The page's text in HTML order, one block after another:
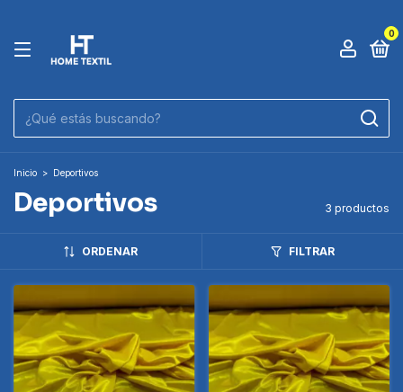
0
Inicio > Deportivos
Deportivos 3 productos
ORDENAR FILTRAR